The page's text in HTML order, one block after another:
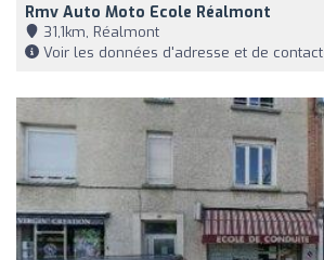
Rmv Auto Moto Ecole Réalmont
31,1km, Réalmont
Voir les données d'adresse et de contact